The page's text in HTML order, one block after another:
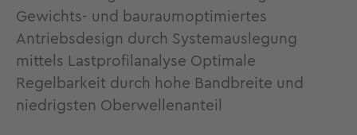
Gewichts- und bauraumoptimiertes
Antriebsdesign durch Systemauslegung
mittels Lastprofilanalyse Optimale
Regelbarkeit durch hohe Bandbreite und
niedrigsten Oberwellenanteil